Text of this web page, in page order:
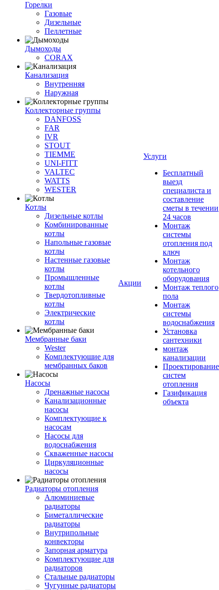
Горелки
Газовые
Дизельные
Пеллетные
Дымоходы
CORAX
Канализация
Внутренняя
Наружная
Коллекторные группы
DANFOSS
FAR
IVR
STOUT
TIEMME
UNI-FITT
VALTEC
WATTS
WESTER
Котлы
Дизельные котлы
Комбинированные
котлы
Напольные газовые
котлы
Настенные газовые
котлы
Промышленные
котлы
Твердотопливные
котлы
Электрические
котлы
Мембранные баки
Wester
Комплектуюшие для
мембранных баков
Насосы
Дренажные насосы
Канализационные
насосы
Комплектующие к
насосам
Насосы для
водоснабжения
Скваженные насосы
Циркуляционные
насосы
Радиаторы отопления
Алюминиевые
радиаторы
Биметаллические
радиаторы
Внутрипольные
конвекторы
Запорная арматура
Комплектующие для
радиаторов
Стальные радиаторы
Чугунные радиаторы
Акции
Услуги
Бесплатный
выезд
специалиста и
составление
сметы в течении
24 часов
Монтаж
системы
отопления под
ключ
Монтаж
котельного
оборудования
Монтаж теплого
пола
Монтаж
системы
водоснабжения
Установка
сантехники
монтаж
канализации
Проектирование
систем
отопления
Газификация
объекта